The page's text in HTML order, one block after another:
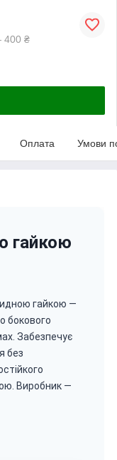
400 ₴
Оплата Умови
гайкою
гайкою —
бокового
Забезпечує
без
Виробник —